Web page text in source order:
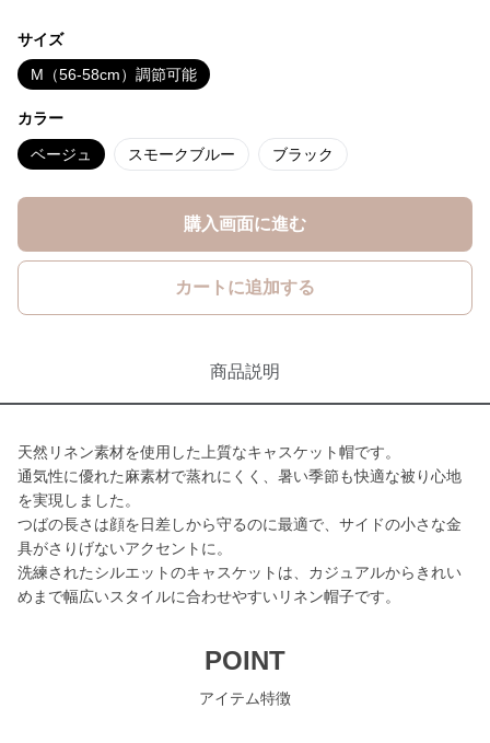
サイズ
M（56-58cm）調節可能
カラー
ベージュ スモークブルー ブラック
購入画面に進む
カートに追加する
商品説明
天然リネン素材を使用した上質なキャスケット帽です。
通気性に優れた麻素材で蒸れにくく、暑い季節も快適な被り心地
を実現しました。
つばの長さは顔を日差しから守るのに最適で、サイドの小さな金
具がさりげないアクセントに。
洗練されたシルエットのキャスケットは、カジュアルからきれい
めまで幅広いスタイルに合わせやすいリネン帽子です。
POINT
アイテム特徴